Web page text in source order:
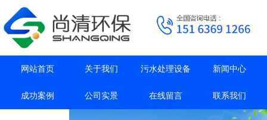
网站首页 关于我们 污水处理设备 新闻中心
成功案例 公司实景 在线留言 联系我们